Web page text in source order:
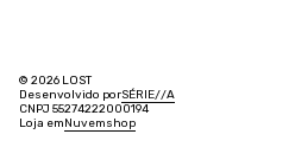
© 2026 LOST
Desenvolvido porSÉRIE//A
CNPJ 55274222000194
Loja emNuvemshop